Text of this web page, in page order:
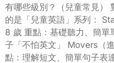
有哪些級別？（兒童常見）
的是「兒童英語」系列：
8 歲 重點：基礎聽力、簡單
子「不怕英文」 Movers（
點：理解短文、簡單句子表